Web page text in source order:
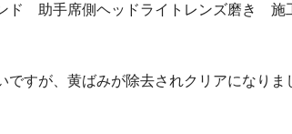
ド 助手席側ヘッドライトレンズ磨き 施
ですが、黄ばみが除去されクリアになりま